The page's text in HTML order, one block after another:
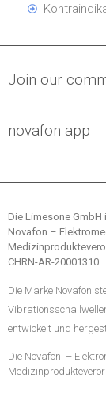
Join our
novafon app
Die Limesone GmbH
Novafon –
CHRN-AR-20001310
Die Marke Novafon
entwickelt und
Die Novafon –